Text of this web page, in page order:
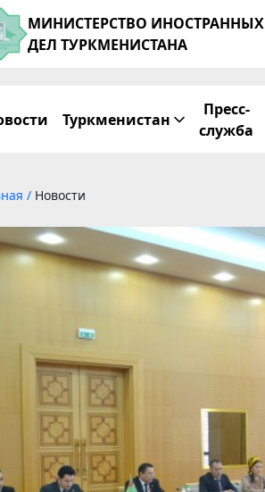
МИНИСТЕРСТВО ИНОСТРАННЫХ
ДЕЛ ТУРКМЕНИСТАНА
Туркменистан
Пресс-
служба
/ Новости